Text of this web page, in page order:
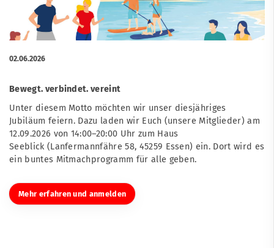
02.06.2026
Bewegt. verbindet. vereint
Unter diesem Motto möchten wir unser diesjähriges
Jubiläum feiern. Dazu laden wir Euch (unsere Mitglieder) am
12.09.2026 von 14:00–20:00 Uhr zum Haus
Seeblick (Lanfermannfähre 58, 45259 Essen) ein. Dort wird es
ein buntes Mitmachprogramm für alle geben.
Mehr erfahren und anmelden